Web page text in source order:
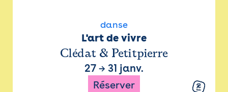
danse
L'art de vivre
Clédat & Petitpierre
27 → 31 janv.
Réserver